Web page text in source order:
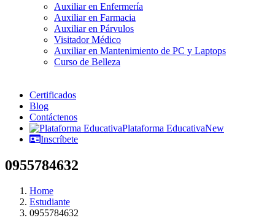
Auxiliar en Enfermería
Auxiliar en Farmacia
Auxiliar en Párvulos
Visitador Médico
Auxiliar en Mantenimiento de PC y Laptops
Curso de Belleza
Certificados
Blog
Contáctenos
Plataforma EducativaNew
Inscríbete
0955784632
Home
Estudiante
0955784632